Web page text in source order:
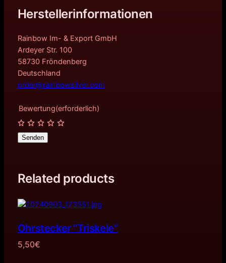
Herstellerinformationen
Rainbow Im- & Export GmbH
Ardeyer Str. 100
58730 Fröndenberg
Deutschland
order@rainbowsilver.com
Bewertung(erforderlich)
Senden
Related products
Ohrstecker “Triskele”
5,50€